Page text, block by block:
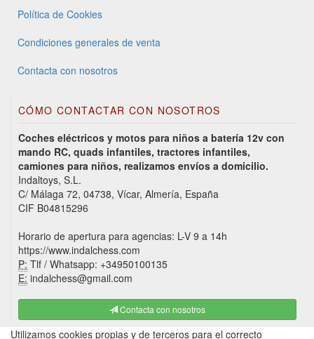
Política de Cookies
Condiciones generales de venta
Contacta con nosotros
CÓMO CONTACTAR CON NOSOTROS
Coches eléctricos y motos para niños a batería 12v con
mando RC, quads infantiles, tractores infantiles,
camiones para niños, realizamos envíos a domicilio.
Indaltoys, S.L.
C/ Málaga 72, 04738, Vícar, Almería, España
CIF B04815296
Horario de apertura para agencias: L-V 9 a 14h
https://www.indalchess.com
P: Tlf / Whatsapp: +34950100135
E: indalchess@gmail.com
Contacta con nosotros
Utilizamos cookies propias y de terceros para el correcto